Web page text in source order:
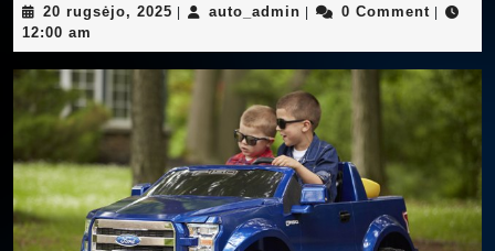
20 rugsėjo, 2025 20
2025
auto_admin auto_admin
0 Comment
12:00 am